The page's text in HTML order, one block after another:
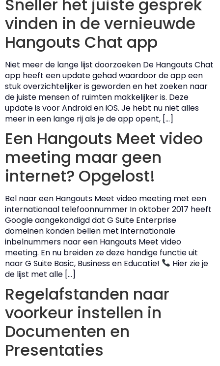
Sneller het juiste gesprek
vinden in de vernieuwde
Hangouts Chat app
Niet meer de lange lijst doorzoeken De Hangouts Chat
app heeft een update gehad waardoor de app een
stuk overzichtelijker is geworden en het zoeken naar
de juiste mensen of ruimten makkelijker is. Deze
update is voor Android en iOS. Je hebt nu niet alles
meer in een lange rij als je de app opent, […]
Een Hangouts Meet video
meeting maar geen
internet? Opgelost!
Bel naar een Hangouts Meet video meeting met een
internationaal telefoonnummer In oktober 2017 heeft
Google aangekondigd dat G Suite Enterprise
domeinen konden bellen met internationale
inbelnummers naar een Hangouts Meet video
meeting. En nu breiden ze deze handige functie uit
naar G Suite Basic, Business en Educatie!
Hier zie je
de lijst met alle […]
Regelafstanden naar
voorkeur instellen in
Documenten en
Presentaties